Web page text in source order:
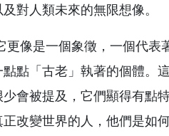
對人類未來的無限想像。
更像是一個象徵，一個代
點「古老」執著的個體。
會被提及，它們顯得有點
改變世界的人，他們是如